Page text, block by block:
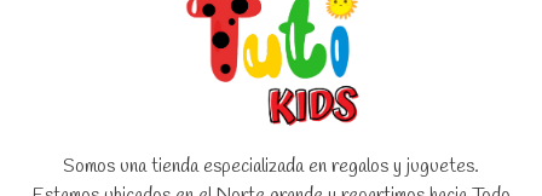
Somos una tienda especializada en regalos y juguetes.